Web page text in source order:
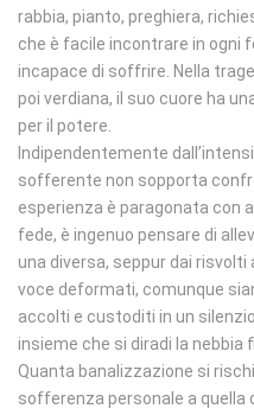
rabbia, pianto, preghiera,
che è facile incontrare in ogni
incapace di soffrire. Nella
poi verdiana, il suo cuore ha
per il potere.
Indipendentemente
sofferente non sopporta
esperienza è paragonata con
fede, è ingenuo pensare di
una diversa, seppur dai
voce deformati, comunque
accolti e custoditi in un
insieme che si diradi la nebbia
Quanta banalizzazione si
sofferenza personale a quella